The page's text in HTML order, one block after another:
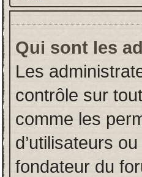
Qui sont les
Les
contrôle sur
comme les
d’utilisateurs
fondateur du